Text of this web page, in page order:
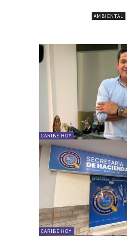
AMBIENTAL
CARIBE HOY
CARIBE HOY